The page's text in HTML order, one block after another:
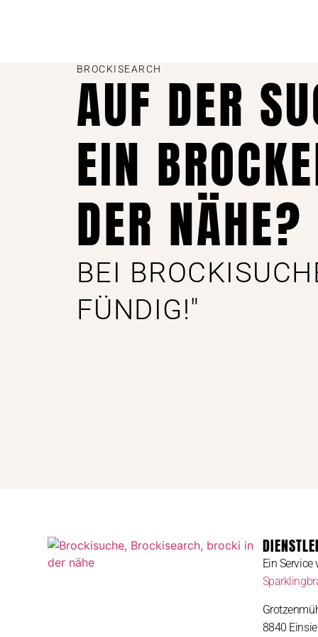
BROCKISEARCH
AUF DER
EIN
DER NÄHE?
BEI
FÜNDIG!"
Ein
8840